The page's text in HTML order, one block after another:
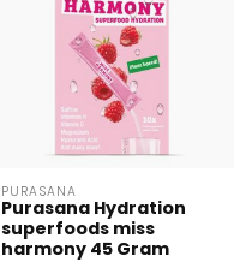
PURASANA
Purasana Hydration
superfoods miss
harmony 45 Gram